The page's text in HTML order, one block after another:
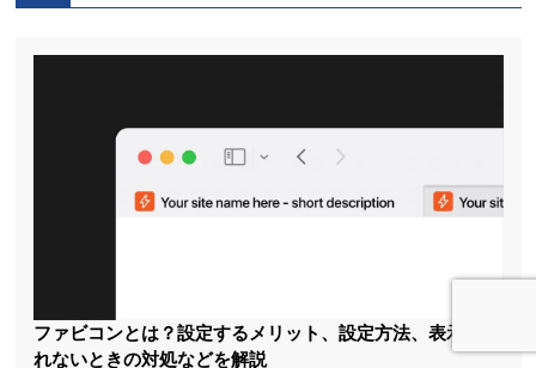
ファビコンとは？設定するメリット、設定方法、表示さ
れないときの対処などを解説